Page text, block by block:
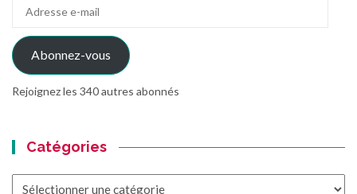
mail
Abonnez-vous
Rejoignez les 340 autres abonnés
Catégories